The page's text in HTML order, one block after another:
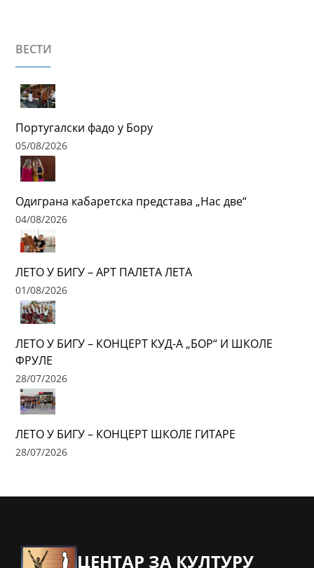
ВЕСТИ
Португалски фадо у Бору
05/08/2026
Одиграна кабаретска представа „Нас две“
04/08/2026
ЛЕТО У БИГУ – АРТ ПАЛЕТА ЛЕТА
01/08/2026
ЛЕТО У БИГУ – КОНЦЕРТ КУД-А „БОР“ И ШКОЛЕ
ФРУЛЕ
28/07/2026
ЛЕТО У БИГУ – КОНЦЕРТ ШКОЛЕ ГИТАРЕ
28/07/2026
ЦЕНТАР ЗА КУЛТУРУ